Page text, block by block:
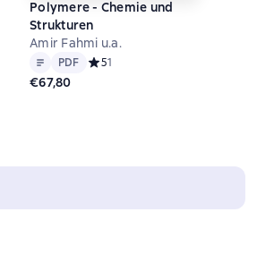
оценок
Polymere - Chemie und
Strukturen
Amir Fahmi u.a.
Text PDF
PDF Средний рейтинг 5 на основе 1
51
€67,80